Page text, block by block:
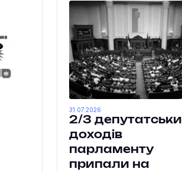
2/3
доходів
парламенту
припали на
31.07.2026